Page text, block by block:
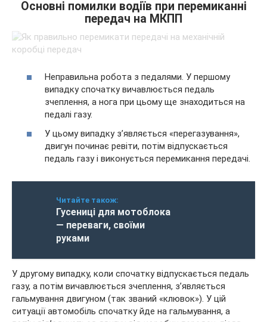
Основні помилки водіїв при перемиканні
передач на МКПП
Неправильна робота з педалями. У першому
випадку спочатку вичавлюється педаль
зчеплення, а нога при цьому ще знаходиться на
педалі газу.
У цьому випадку з’являється «перегазування»,
двигун починає ревіти, потім відпускається
педаль газу і виконується перемикання передачі.
Читайте також:
Гусениці для мотоблока
— переваги, своїми
руками
У другому випадку, коли спочатку відпускається педаль
газу, а потім вичавлюється зчеплення, з’являється
гальмування двигуном (так званий «клювок»). У цій
ситуації автомобіль спочатку йде на гальмування, а